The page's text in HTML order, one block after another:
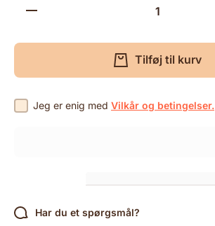
Reducer
Tilføj til kurv
Jeg er enig med Vilkår og betingelser.
Har du et spørgsmål?